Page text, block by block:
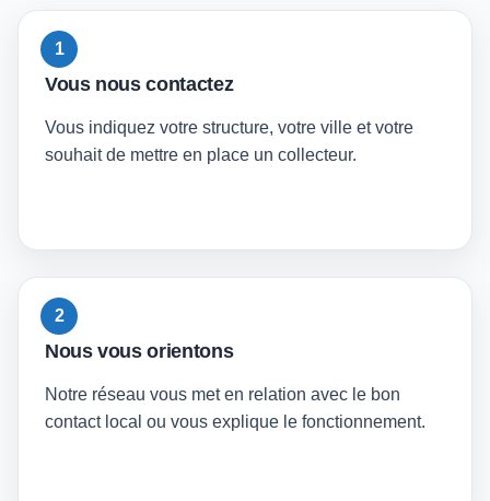
1
Vous nous contactez
Vous indiquez votre structure, votre ville et votre
souhait de mettre en place un collecteur.
2
Nous vous orientons
Notre réseau vous met en relation avec le bon
contact local ou vous explique le fonctionnement.